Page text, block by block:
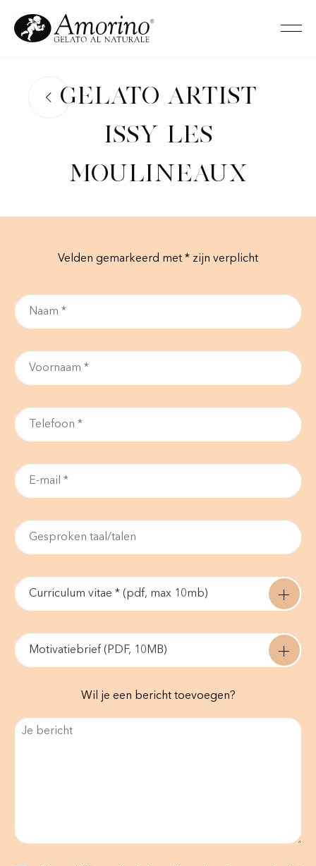
Gelato Artist
Issy les
Moulineaux
Velden gemarkeerd met * zijn verplicht
Curriculum vitae * (pdf, max 10mb)
Motivatiebrief (PDF, 10MB)
Wil je een bericht toevoegen?